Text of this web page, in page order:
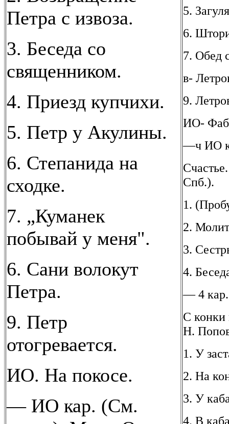
Петра с извоза.
3. Беседа со
священником.
4. Приезд купчихи.
5. Петр у Акулины.
6. Степанида на
сходке.
7. „Куманек
побывай у меня".
6. Сани волокут
Петра.
9. Петр
отогревается.
ИО. На покосе.
— ИО кар. (См.
5.
6.
7. Обед
в-
9.
ИО-
—ч ИО
Спб.).
1.
2.
3.
4.
— 4
С конки
Н.
1. У
2. На
3. У
4. В